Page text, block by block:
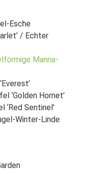
Esche
/ Echter
Manna-
‘Golden Hornet’
‘Red Sentinel’
Winter-Linde